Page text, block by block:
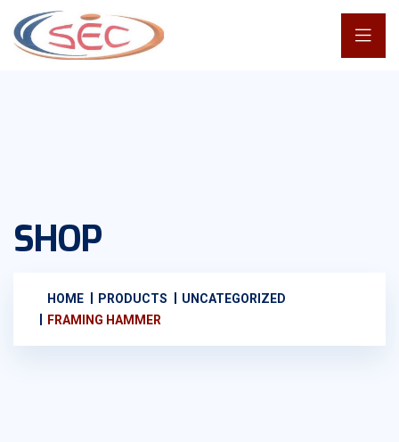
SHOP
HOME PRODUCTS
UNCATEGORIZED
FRAMING HAMMER